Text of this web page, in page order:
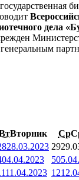
дела
Вторник Ср
28.03.2023 29
04.04.2023 5
11.04.2023 12